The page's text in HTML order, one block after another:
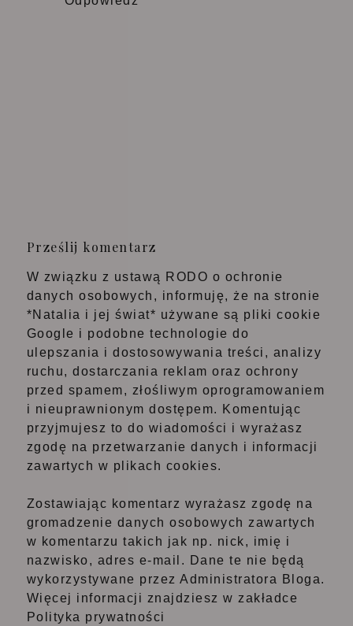
Prześlij komentarz
W związku z ustawą RODO o ochronie
danych osobowych, informuję, że na stronie
*Natalia i jej świat* używane są pliki cookie
Google i podobne technologie do
ulepszania i dostosowywania treści, analizy
ruchu, dostarczania reklam oraz ochrony
przed spamem, złośliwym oprogramowaniem
i nieuprawnionym dostępem. Komentując
przyjmujesz to do wiadomości i wyrażasz
zgodę na przetwarzanie danych i informacji
zawartych w plikach cookies.
Zostawiając komentarz wyrażasz zgodę na
gromadzenie danych osobowych zawartych
w komentarzu takich jak np. nick, imię i
nazwisko, adres e-mail. Dane te nie będą
wykorzystywane przez Administratora Bloga.
Więcej informacji znajdziesz w zakładce
Polityka prywatności